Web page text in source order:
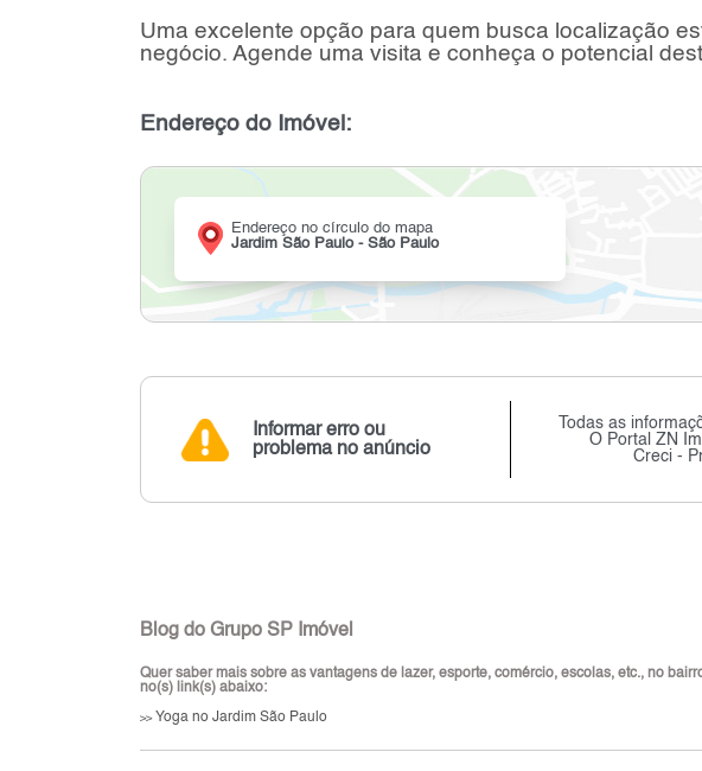
Uma excelente opção para quem busca localização
negócio. Agende uma visita e conheça o potencial
Endereço do Imóvel:
Endereço no círculo do mapa
Jardim São Paulo - São Paulo
Informar erro ou
problema no anúncio
Todas as
O Portal ZN
Creci -
Blog do Grupo SP Imóvel
Quer saber mais sobre as vantagens de lazer, esporte, comércio, escolas, etc., no
no(s) link(s) abaixo:
>>Yoga no Jardim São Paulo